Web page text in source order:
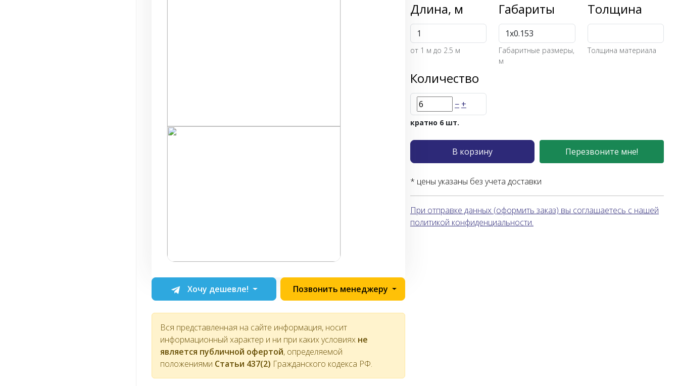
Хочу дешевле! Позвонить менеджеру
Вся представленная на сайте информация, носит
информационный характер и ни при каких условиях не
является публичной офертой, определяемой
положениями Статьи 437(2) Гражданского кодекса РФ.
Длина, м
от 1 м до 2.5 м
Габариты
Габаритные размеры,
м
Толщина
Толщина материала
Количество
− +
кратно 6 шт.
В корзину Перезвоните мне!
* цены указаны без учета доставки
При отправке данных (оформить заказ) вы соглашаетесь с нашей
политикой конфиденциальности.